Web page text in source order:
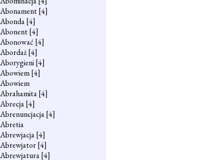
Abonament[4]
Abonda[4]
Abonent[4]
Abonować [4]
Abordaż[4]
Aborygieni[4]
Abowiem[4]
Abowiem
Abrahamita[4]
Abrecja[4]
Abrenuncjacja[4]
Abretia
Abrewjacja[4]
Abrewjator[4]
Abrewjatura[4]